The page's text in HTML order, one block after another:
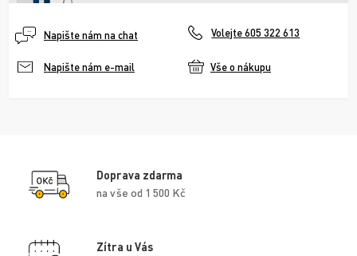
Napište nám na chat Volejte 605 322 613
Napište nám e-mail Vše o nákupu
Doprava zdarma
na vše od 1 500 Kč
Zítra u Vás